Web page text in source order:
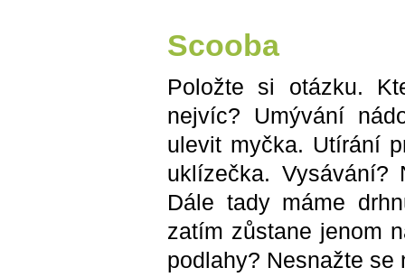
Scooba
Položte si otázku.
nejvíc? Umývání
ulevit myčka. Utírání
uklízečka. Vysávání?
Dále tady máme
zatím zůstane jenom
podlahy? Nesnažte se